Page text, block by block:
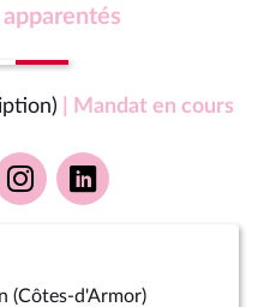
| Mandat en cours
la
Voir
la
(Côtes-d'Armor)